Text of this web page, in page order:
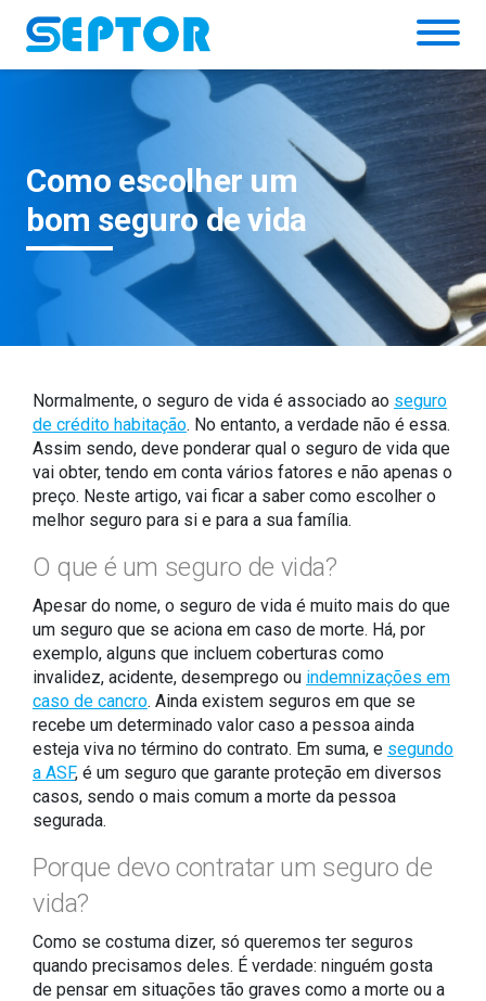
Simulador
Como escolher um
bom seguro de vida
Normalmente, o seguro de vida é associado ao seguro
de crédito habitação. No entanto, a verdade não é essa.
Assim sendo, deve ponderar qual o seguro de vida que
vai obter, tendo em conta vários fatores e não apenas o
preço. Neste artigo, vai ficar a saber como escolher o
melhor seguro para si e para a sua família.
O que é um seguro de vida?
Apesar do nome, o seguro de vida é muito mais do que
um seguro que se aciona em caso de morte. Há, por
exemplo, alguns que incluem coberturas como
invalidez, acidente, desemprego ou indemnizações em
caso de cancro. Ainda existem seguros em que se
recebe um determinado valor caso a pessoa ainda
esteja viva no término do contrato. Em suma, e segundo
a ASF, é um seguro que garante proteção em diversos
casos, sendo o mais comum a morte da pessoa
segurada.
Porque devo contratar um seguro de
vida?
Como se costuma dizer, só queremos ter seguros
quando precisamos deles. É verdade: ninguém gosta
de pensar em situações tão graves como a morte ou a